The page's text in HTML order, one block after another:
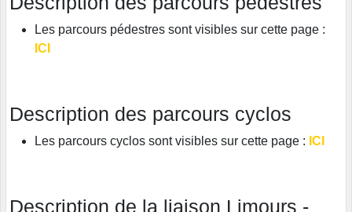
Les parcours pédestres sont visibles sur cette page :
ICI
Description des parcours cyclos
Les parcours cyclos sont visibles sur cette page : ICI
Description de la liaison Limours -